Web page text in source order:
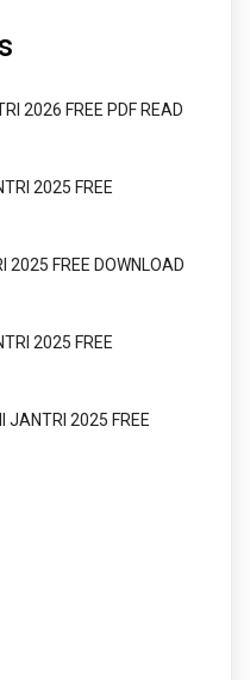
2026 FREE PDF READ
2025 FREE
2025 FREE DOWNLOAD
2025 FREE
JANTRI 2025 FREE